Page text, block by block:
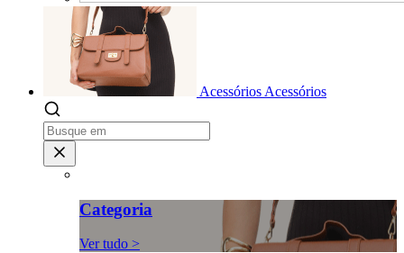
Acessórios Acessórios
Categoria
Ver tudo >